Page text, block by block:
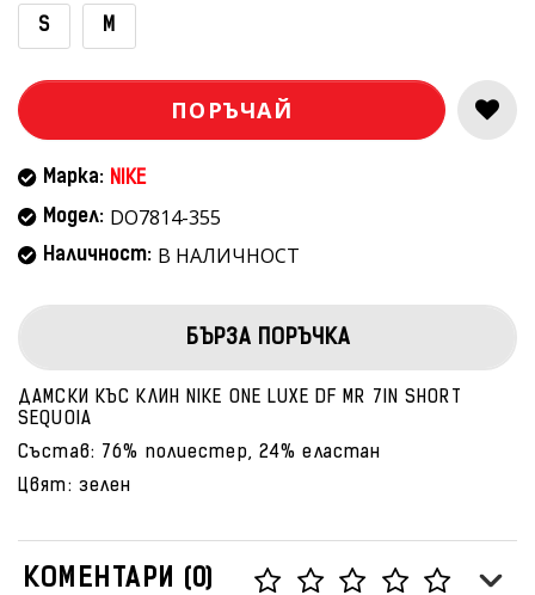
S M
ПОРЪЧАЙ
Марка: NIKE
Модел: DO7814-355
Наличност: В НАЛИЧНОСТ
БЪРЗА ПОРЪЧКА
ДАМСКИ КЪС КЛИН NIKE ONE LUXE DF MR 7IN SHORT
SEQUOIA
Състав: 76% полиестер, 24% еластан
Цвят: зелен
КОМЕНТАРИ (0)